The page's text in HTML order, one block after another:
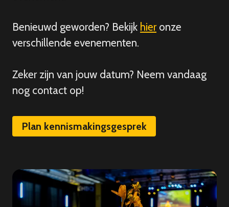
Benieuwd geworden? Bekijk hieronze
verschillende evenementen.
Zeker zijn van jouw datum? Neem vandaag
nog contact op!
Plan kennismakingsgesprek